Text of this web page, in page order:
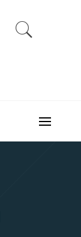
Основное
меню